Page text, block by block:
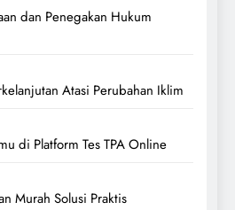
dan Penegakan Hukum
Atasi Perubahan Iklim
di Platform Tes TPA Online
Murah Solusi Praktis